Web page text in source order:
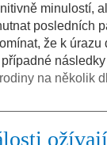
minulostí,
posledních
že k úrazu
rodiny na několik